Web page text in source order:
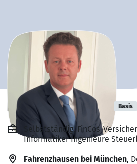
Bruno Genswein Basis
Selbstständig, FinCos-
Informatiker Ingenieure
Fahrenzhausen bei München,